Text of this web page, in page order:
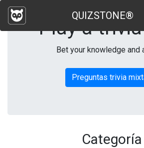
QUIZSTONE®
Play a
Bet your knowledge and
Preguntas trivia
Categoría